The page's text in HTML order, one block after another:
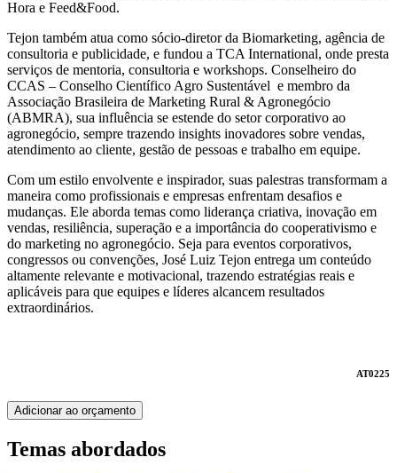
Hora e Feed&Food.
Tejon também atua como sócio-diretor da Biomarketing, agência de
consultoria e publicidade, e fundou a TCA International, onde presta
serviços de mentoria, consultoria e workshops. Conselheiro do
CCAS – Conselho Científico Agro Sustentável e membro da
Associação Brasileira de Marketing Rural & Agronegócio
(ABMRA), sua influência se estende do setor corporativo ao
agronegócio, sempre trazendo insights inovadores sobre vendas,
atendimento ao cliente, gestão de pessoas e trabalho em equipe.
Com um estilo envolvente e inspirador, suas palestras transformam a
maneira como profissionais e empresas enfrentam desafios e
mudanças. Ele aborda temas como liderança criativa, inovação em
vendas, resiliência, superação e a importância do cooperativismo e
do marketing no agronegócio. Seja para eventos corporativos,
congressos ou convenções, José Luiz Tejon entrega um conteúdo
altamente relevante e motivacional, trazendo estratégias reais e
aplicáveis para que equipes e líderes alcancem resultados
extraordinários.
AT0225
Adicionar ao orçamento
Temas abordados